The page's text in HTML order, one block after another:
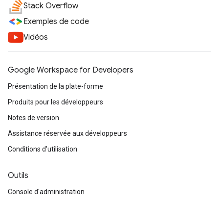
Stack Overflow
Exemples de code
Vidéos
Google Workspace for Developers
Présentation de la plate-forme
Produits pour les développeurs
Notes de version
Assistance réservée aux développeurs
Conditions d'utilisation
Outils
Console d'administration